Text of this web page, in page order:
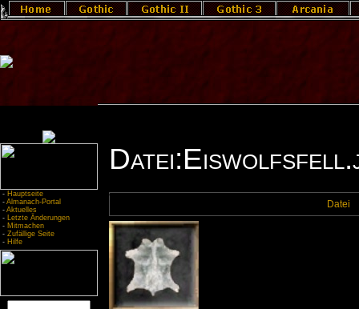
- Hauptseite
- Almanach-Portal
- Aktuelles
- Letzte Änderungen
- Mitmachen
- Zufällige Seite
- Hilfe
Datei